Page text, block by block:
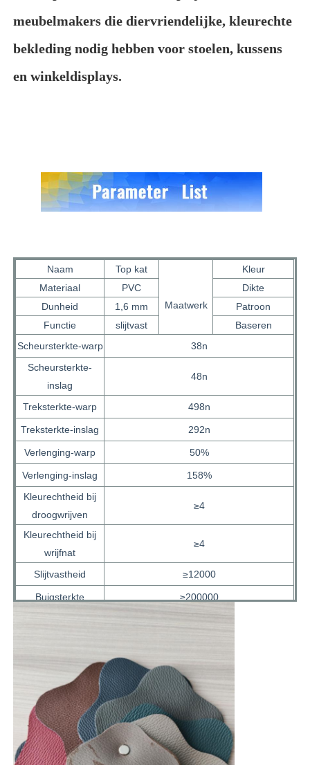
Eco-leermateriaal
PU-leermateriaal
Materiaal voor veiligheidsschoenen
Materiaal van suedeleer
Eco-suede materiaal
Suèdestof
Imitatie suede
oplosmiddelvrij PU-leer
Alcantara leer
Automobielleer
Schoenen Ledermateriaal
balleer
Kunstleder
meubelmakers die diervriendelijke, kleurechte
bekleding nodig hebben voor stoelen, kussens
en winkeldisplays.
Naam Top kat
Maatwerk
Kleur
Materiaal
PVC
Dikte
Dunheid
1,6 mm
Patroon
Functie
slijtvast
Baseren
Scheursterkte-warp
38n
Scheursterkte-
inslag
48n
Treksterkte-warp 498n
Treksterkte-inslag 292n
Verlenging-warp 50%
Verlenging-inslag
158%
Kleurechtheid bij
droogwrijven
≥4
Kleurechtheid bij
wrijfnat
≥4
Slijtvastheid ≥12000
Buigsterkte ≥200000